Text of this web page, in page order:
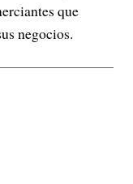
que
negocios.